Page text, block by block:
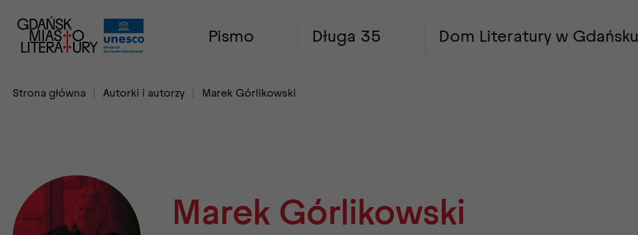
Pismo Długa 35 Dom Literatury w Gdańsku
Strona główna Autorki i autorzy Marek Górlikowski
Marek Górlikowski